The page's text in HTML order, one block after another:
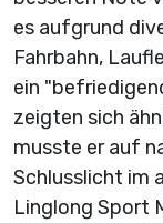
es aufgrund
Fahrbahn,
ein
zeigten sich
musste er auf
Schlusslicht im
Linglong Sport